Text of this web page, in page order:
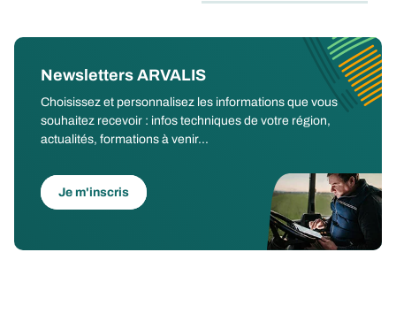
Newsletters ARVALIS
Choisissez et personnalisez les informations que vous
souhaitez recevoir : infos techniques de votre région,
actualités, formations à venir...
Je m'inscris